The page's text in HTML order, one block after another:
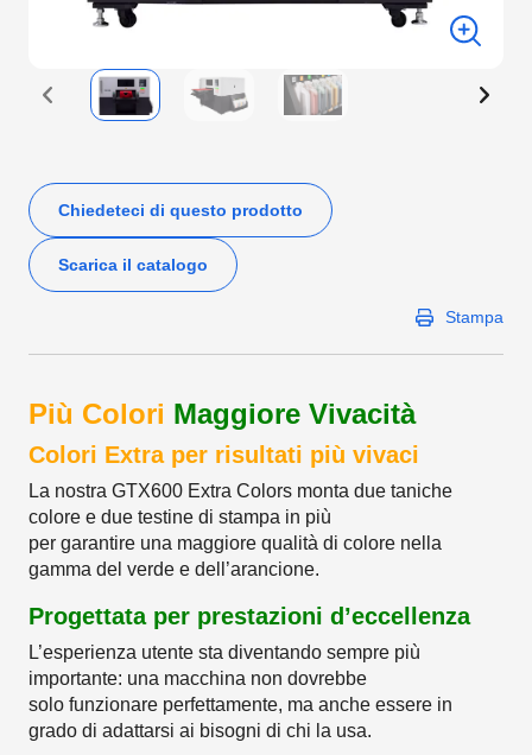
Chiedeteci di questo prodotto
Scarica il catalogo
Stampa
Più Colori Maggiore Vivacità
Colori Extra per risultati più vivaci
La nostra GTX600 Extra Colors monta due taniche
colore e due testine di stampa in più
per garantire una maggiore qualità di colore nella
gamma del verde e dell’arancione.
Progettata per prestazioni d’eccellenza
L’esperienza utente sta diventando sempre più
importante: una macchina non dovrebbe
solo funzionare perfettamente, ma anche essere in
grado di adattarsi ai bisogni di chi la usa.